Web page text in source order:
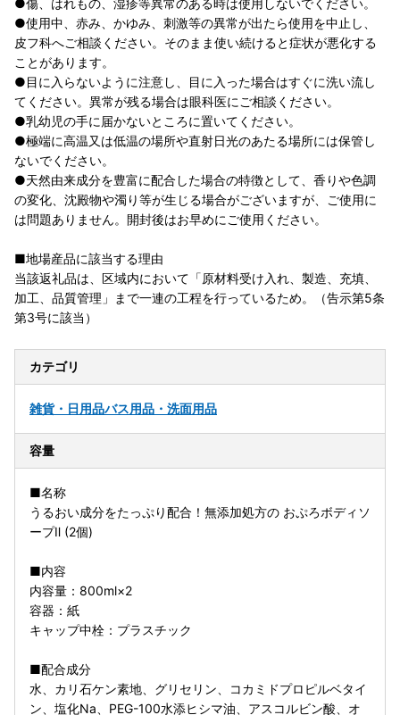
●傷、はれもの、湿疹等異常のある時は使用しないでください。
●使用中、赤み、かゆみ、刺激等の異常が出たら使用を中止し、
皮フ科へご相談ください。そのまま使い続けると症状が悪化する
ことがあります。
●目に入らないように注意し、目に入った場合はすぐに洗い流し
てください。異常が残る場合は眼科医にご相談ください。
●乳幼児の手に届かないところに置いてください。
●極端に高温又は低温の場所や直射日光のあたる場所には保管し
ないでください。
●天然由来成分を豊富に配合した場合の特徴として、香りや色調
の変化、沈殿物や濁り等が生じる場合がございますが、ご使用に
は問題ありません。開封後はお早めにご使用ください。
■地場産品に該当する理由
当該返礼品は、区域内において「原材料受け入れ、製造、充填、
加工、品質管理」まで一連の工程を行っているため。（告示第5条
第3号に該当）
カテゴリ
雑貨・日用品バス用品・洗面用品
容量
■名称
うるおい成分をたっぷり配合！無添加処方の おぷろボディソ
ープⅡ (2個)
■内容
内容量：800ml×2
容器：紙
キャップ中栓：プラスチック
■配合成分
水、カリ石ケン素地、グリセリン、コカミドプロピルベタイ
ン、塩化Na、PEG-100水添ヒシマ油、アスコルビン酸、オ